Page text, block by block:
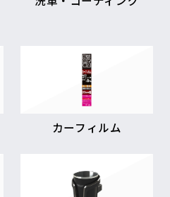
カーフィルム